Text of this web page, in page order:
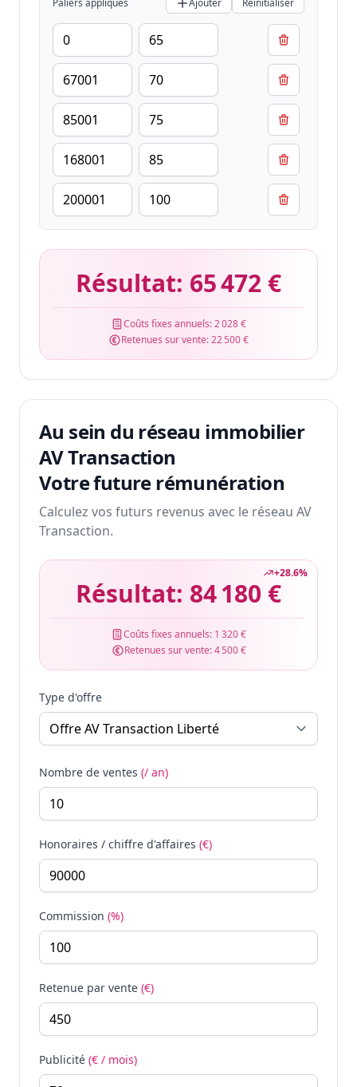
Paliers appliqués Ajouter Réinitialiser
Résultat: 65 472 €
Coûts fixes annuels:2 028 €
Retenues sur vente:22 500 €
Au sein du réseau immobilier
AV Transaction
Votre future rémunération
Calculez vos futurs revenus avec le réseau AV
Transaction.
+28.6%
Résultat: 84 180 €
Coûts fixes annuels: 1 320 €
Retenues sur vente:4 500 €
Type d'offre
Nombre de ventes (/ an)
Honoraires / chiffre d'affaires (€)
Commission (%)
Retenue par vente (€)
Publicité (€ / mois)